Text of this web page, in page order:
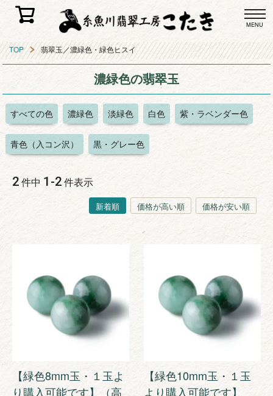
MENU
TOP 翡翠玉／濃緑色・緑色ヒスイ
濃緑色の翡翠玉
すべての色 濃緑色 淡緑色 白色 紫・ラベンダー色
青色（入コン沢） 黒・グレー色
新着順 価格が高い順 価格が安い順
2件中 1 -2件表示
【緑色8mm玉・１玉よ
り購入可能です】（高
【緑色10mm玉・１玉
より購入可能です】